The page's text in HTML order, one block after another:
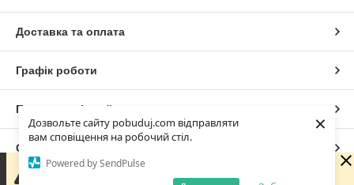
Дозвольте сайту pobuduj.com відправляти
вам сповіщення на робочий стіл.
Powered by SendPulse
×
Доставка та оплата
Графік роботи
Повна версія сайту
Сайт створено на маркетплейсі
Зараз ми не можемо відразу відповісти на запит, але
обовязково звяжемося з Вами в робочі години компаніїї.